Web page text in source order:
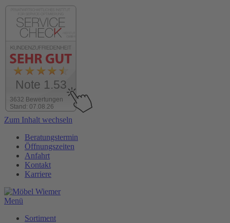
3632 Bewertungen
Stand: 07.08.26
Note 1.53
Zum Inhalt wechseln
Beratungstermin
Öffnungszeiten
Anfahrt
Kontakt
Karriere
Menü
Sortiment